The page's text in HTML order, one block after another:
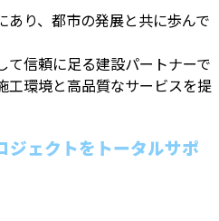
り、都市の発展と共に歩んで
て信頼に足る建設パートナーで
工環境と高品質なサービスを提
ジェクトをトータルサポ